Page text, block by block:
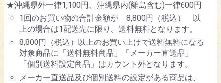
★沖縄県外一律1,100円、沖縄県内(離島含む)一律600円
1回のお買い物の合計金額が 8,800円（税込） 以
上の場合は1配送先に限り、送料無料となります。
8,800円（税込）以上のお買い上げで送料無料になる
対象商品に「送料無料商品」「メーカー直送品」
「個別送料設定商品」はカウント外となります。
メーカー直送品及び個別送料の設定がある商品は、